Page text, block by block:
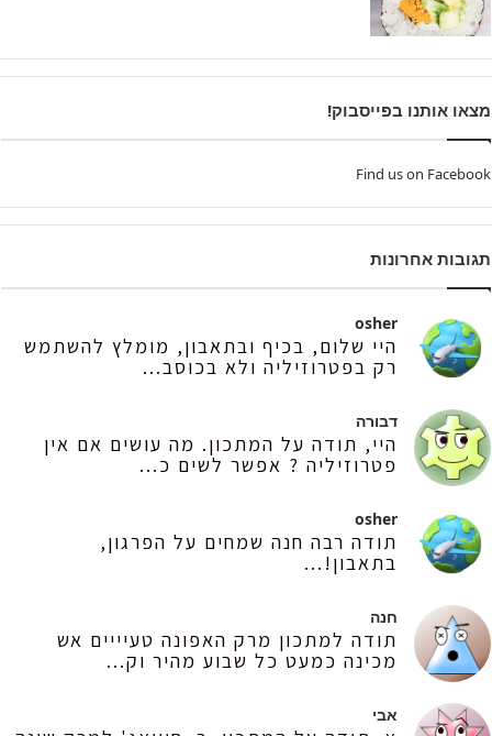
מצאו אותנו בפייסבוק!
Find us on Facebook
תגובות אחרונות
osher
היי שלום, בכיף ובתאבון, מומלץ להשתמש
רק בפטרוזיליה ולא בכוסב...
דבורה
היי, תודה על המתכון. מה עושים אם אין
פטרוזיליה ? אפשר לשים כ...
osher
תודה רבה חנה שמחים על הפרגון,
בתאבון!...
חנה
תודה למתכון מרק האפונה טעיייים אש
מכינה כמעט כל שבוע מהיר וק...
אבי